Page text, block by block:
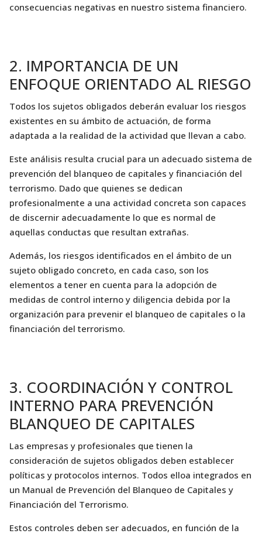
consecuencias negativas en nuestro sistema financiero.
2. IMPORTANCIA DE UN
ENFOQUE ORIENTADO AL RIESGO
Todos los sujetos obligados deberán evaluar los riesgos
existentes en su ámbito de actuación, de forma
adaptada a la realidad de la actividad que llevan a cabo.
Este análisis resulta crucial para un adecuado sistema de
prevención del blanqueo de capitales y financiación del
terrorismo. Dado que quienes se dedican
profesionalmente a una actividad concreta son capaces
de discernir adecuadamente lo que es normal de
aquellas conductas que resultan extrañas.
Además, los riesgos identificados en el ámbito de un
sujeto obligado concreto, en cada caso, son los
elementos a tener en cuenta para la adopción de
medidas de control interno y diligencia debida por la
organización para prevenir el blanqueo de capitales o la
financiación del terrorismo.
3. COORDINACIÓN Y CONTROL
INTERNO PARA PREVENCIÓN
BLANQUEO DE CAPITALES
Las empresas y profesionales que tienen la
consideración de sujetos obligados deben establecer
políticas y protocolos internos. Todos elloa integrados en
un Manual de Prevención del Blanqueo de Capitales y
Financiación del Terrorismo.
Estos controles deben ser adecuados, en función de la